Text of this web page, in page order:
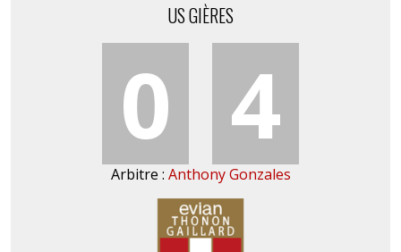
US GIÈRES
0 4
Arbitre : Anthony Gonzales